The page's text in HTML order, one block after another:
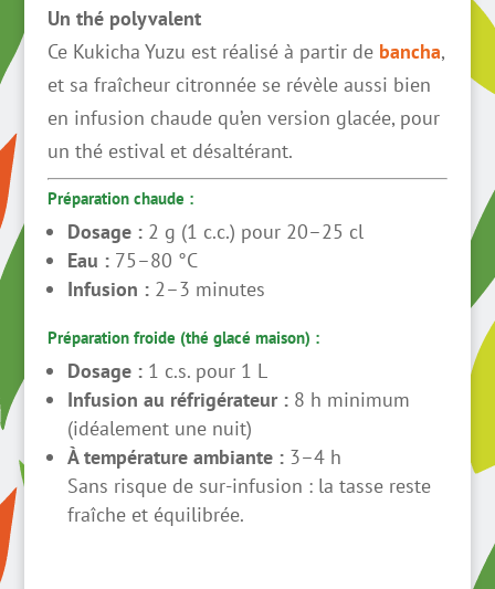
Un thé polyvalent
Ce Kukicha Yuzu est réalisé à partir de bancha,
et sa fraîcheur citronnée se révèle aussi bien
en infusion chaude qu’en version glacée, pour
un thé estival et désaltérant.
Préparation chaude :
Dosage :2 g (1 c.c.) pour 20–25 cl
Eau :75–80 °C
Infusion :2–3 minutes
Préparation froide (thé glacé maison) :
Dosage :1 c.s. pour 1 L
Infusion au réfrigérateur :8 h minimum
(idéalement une nuit)
À température ambiante :3–4 h
Sans risque de sur-infusion : la tasse reste
fraîche et équilibrée.